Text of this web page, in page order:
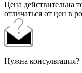
Цена действительна
отличаться от цен в
Нужна консультация?